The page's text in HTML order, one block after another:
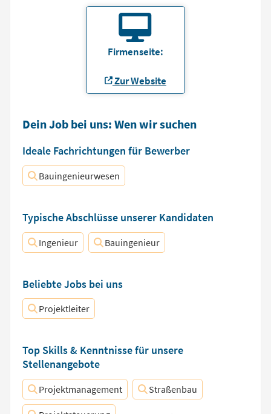
Firmenseite:
Zur Website
Dein Job bei uns: Wen wir suchen
Ideale Fachrichtungen für Bewerber
Bauingenieurwesen
Typische Abschlüsse unserer Kandidaten
Ingenieur Bauingenieur
Beliebte Jobs bei uns
Projektleiter
Top Skills & Kenntnisse für unsere
Stellenangebote
Projektmanagement Straßenbau